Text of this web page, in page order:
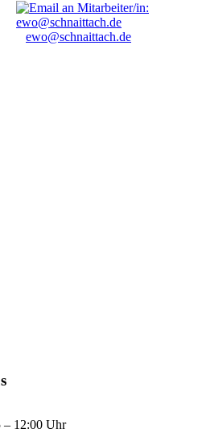
ewo@schnaittach.de
– 12:00 Uhr